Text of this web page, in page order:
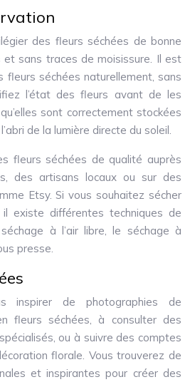
des fleurs séchées de bonne
et sans traces de moisissure. Il est
fleurs séchées naturellement, sans
l’état des fleurs avant de les
sont correctement stockées
de la lumière directe du soleil.
fleurs séchées de qualité auprès
des artisans locaux ou sur des
Etsy. Si vous souhaitez sécher
existe différentes techniques de
à l’air libre, le séchage à
presse.
inspirer de photographies de
fleurs séchées, à consulter des
ou à suivre des comptes
florale. Vous trouverez de
et inspirantes pour créer des